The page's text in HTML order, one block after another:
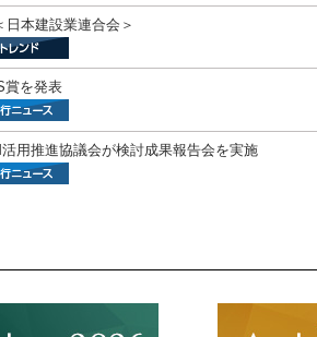
本建設業連合会＞
賞を発表
用推進協議会が検討成果報告会を実施